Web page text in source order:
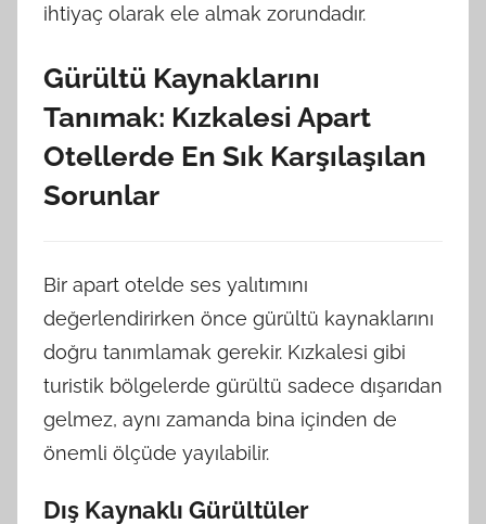
ihtiyaç olarak ele almak zorundadır.
Gürültü Kaynaklarını
Tanımak: Kızkalesi Apart
Otellerde En Sık Karşılaşılan
Sorunlar
Bir apart otelde ses yalıtımını
değerlendirirken önce gürültü kaynaklarını
doğru tanımlamak gerekir. Kızkalesi gibi
turistik bölgelerde gürültü sadece dışarıdan
gelmez, aynı zamanda bina içinden de
önemli ölçüde yayılabilir.
Dış Kaynaklı Gürültüler